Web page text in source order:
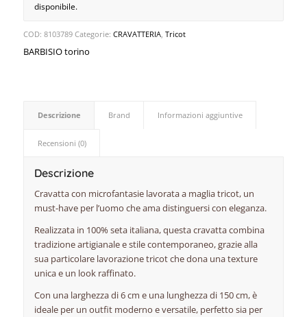
disponibile.
COD: 8103789 Categorie: CRAVATTERIA, Tricot
BARBISIO torino
Descrizione Brand Informazioni aggiuntive
Recensioni (0)
Descrizione
Cravatta con microfantasie lavorata a maglia tricot, un
must-have per l’uomo che ama distinguersi con eleganza.
Realizzata in 100% seta italiana, questa cravatta combina
tradizione artigianale e stile contemporaneo, grazie alla
sua particolare lavorazione tricot che dona una texture
unica e un look raffinato.
Con una larghezza di 6 cm e una lunghezza di 150 cm, è
ideale per un outfit moderno e versatile, perfetto sia per